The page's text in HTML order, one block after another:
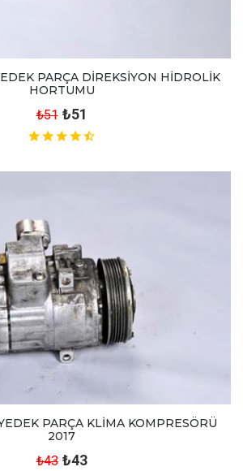
PARÇA DİREKSİYON HİDROLİK
HORTUMU
₺51 ₺51
PARÇA KLİMA KOMPRESÖRÜ
2017
₺43 ₺43